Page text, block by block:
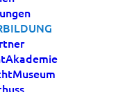
im Blick zu
hilft uns
und Ihnen zu
denn ohne gültigen